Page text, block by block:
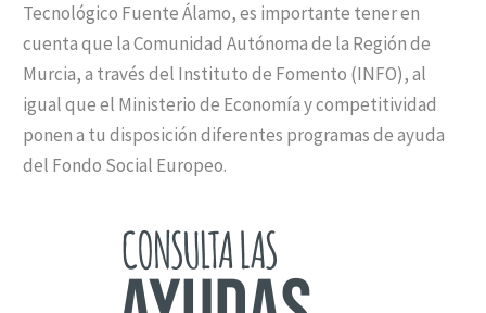
Tecnológico Fuente Álamo, es importante tener en
cuenta que la Comunidad Autónoma de la Región de
Murcia, a través del Instituto de Fomento (INFO), al
igual que el Ministerio de Economía y competitividad
ponen a tu disposición diferentes programas de ayuda
del Fondo Social Europeo.